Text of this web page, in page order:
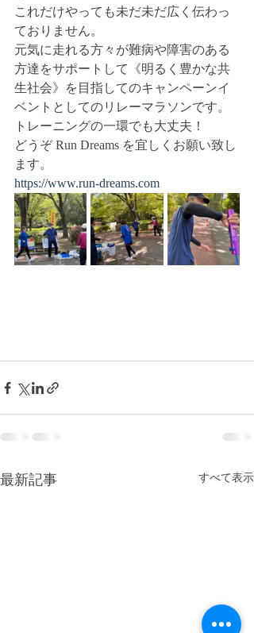
これだけやっても未だ未だ広く伝わっ
ておりません。
元気に走れる方々が難病や障害のある
方達をサポートして《明るく豊かな共
生社会》を目指してのキャンペーンイ
ベントとしてのリレーマラソンです。
トレーニングの一環でも大丈夫！
どうぞ Run Dreams を宜しくお願い致し
ます。
https://www.run-dreams.com
最新記事 すべて表示